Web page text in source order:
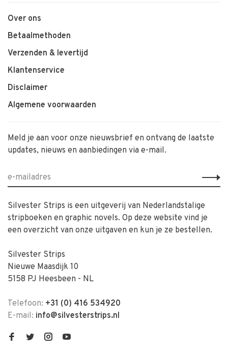
Over ons
Betaalmethoden
Verzenden & levertijd
Klantenservice
Disclaimer
Algemene voorwaarden
Meld je aan voor onze nieuwsbrief en ontvang de laatste
updates, nieuws en aanbiedingen via e-mail.
Silvester Strips is een uitgeverij van Nederlandstalige
stripboeken en graphic novels. Op deze website vind je
een overzicht van onze uitgaven en kun je ze bestellen.
Silvester Strips
Nieuwe Maasdijk 10
5158 PJ Heesbeen - NL
Telefoon: +31 (0) 416 534920
E-mail: info@silvesterstrips.nl